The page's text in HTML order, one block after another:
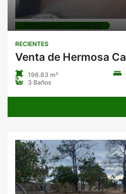
PROPIEDADES RECIENTES
RECIENTES
196.63 m²
3 Baños